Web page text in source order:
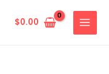
$0.00